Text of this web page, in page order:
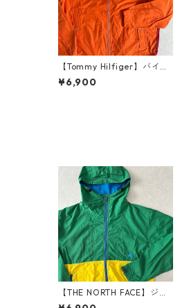
【Tommy Hilfiger】バイカ
ラージップアップナイロン
ブルゾン オレンジ XL 古着
¥6,900
【THE NORTH FACE】ジッ
プアップナイロンブルゾン